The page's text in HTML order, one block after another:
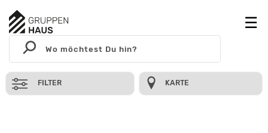
FILTER KARTE